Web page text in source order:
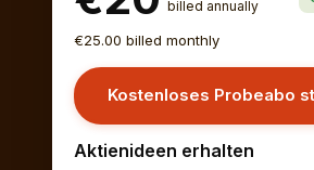
billed annually
€25.00 billed monthly
Kostenloses Probeabo
Aktienideen erhalten